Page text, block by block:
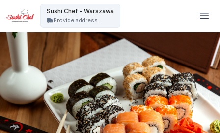
Sushi Chef - Warszawa
Provide address...